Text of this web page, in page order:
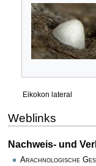
Eikokon lateral
Weblinks
Nachweis- und
Arachnologische